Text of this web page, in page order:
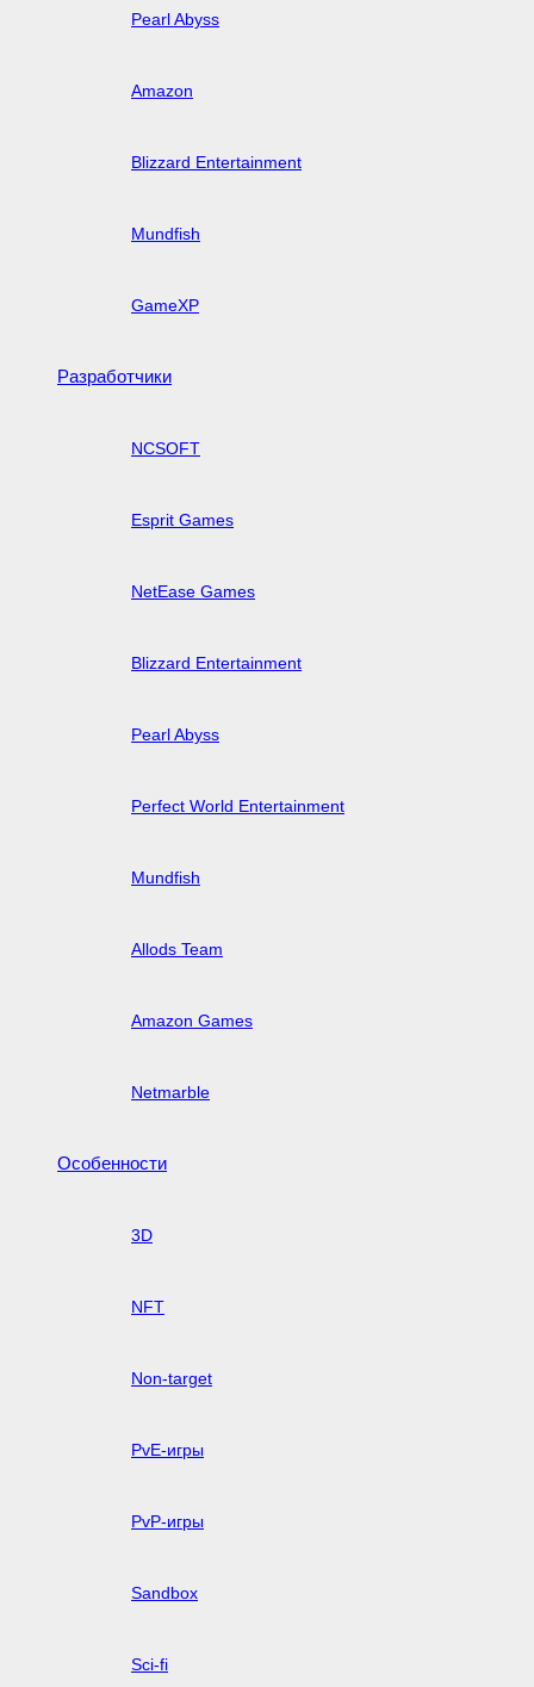
Pearl Abyss
Amazon
Blizzard Entertainment
Mundfish
GameXP
Разработчики
NCSOFT
Esprit Games
NetEase Games
Blizzard Entertainment
Pearl Abyss
Perfect World Entertainment
Mundfish
Allods Team
Amazon Games
Netmarble
Особенности
3D
NFT
Non-target
PvE-игры
PvP-игры
Sandbox
Sci-fi